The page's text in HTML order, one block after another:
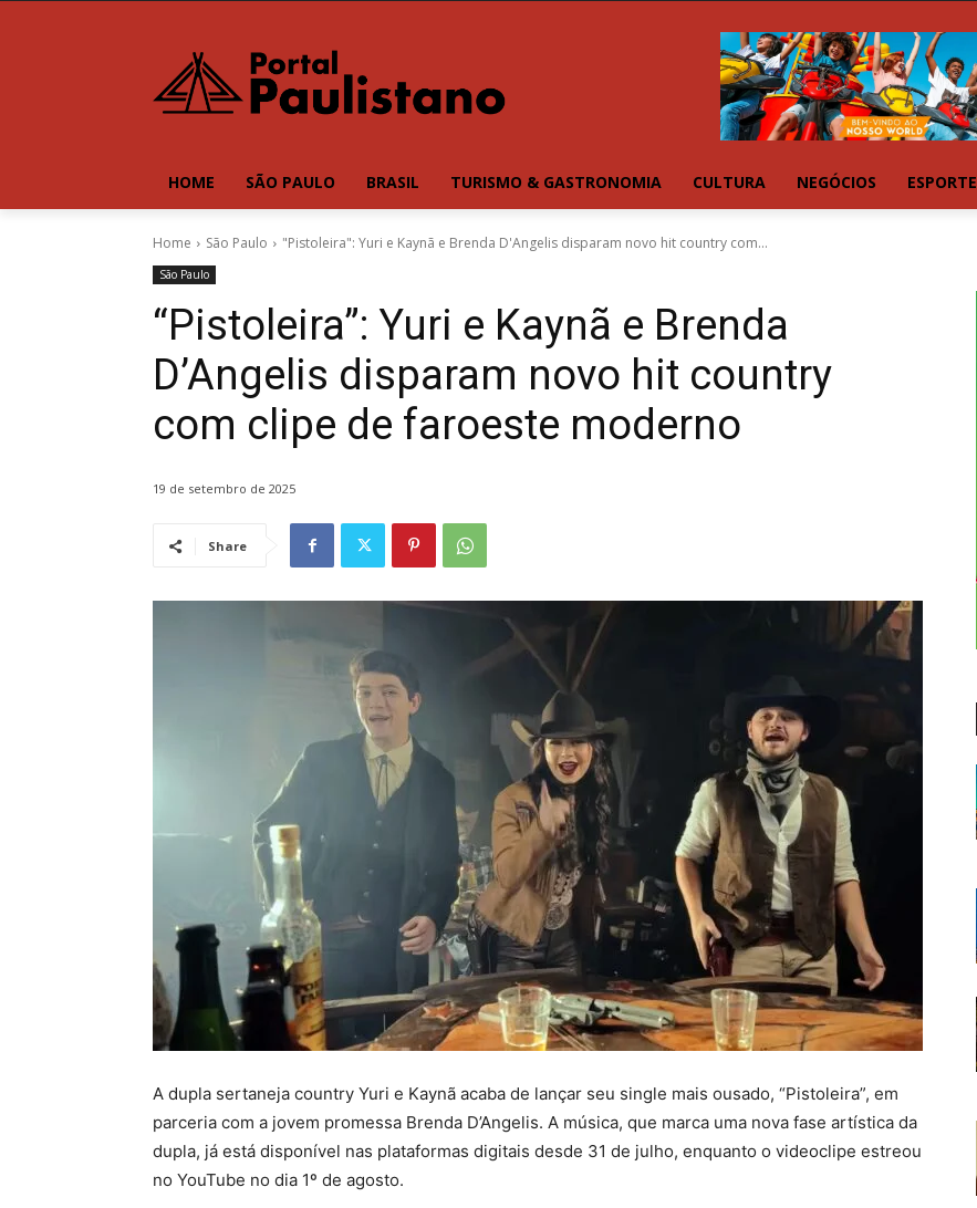
HOME SÃO PAULO BRASIL TURISMO & GASTRONOMIA CULTURA NEGÓCIOS ESPORTE
Home São Paulo "Pistoleira": Yuri e Kaynã e Brenda D'Angelis disparam novo hit country com...
São Paulo
“Pistoleira”: Yuri e Kaynã e Brenda
D’Angelis disparam novo hit country
com clipe de faroeste moderno
19 de setembro de 2025
Share
A dupla sertaneja country Yuri e Kaynã acaba de lançar seu single mais ousado, “Pistoleira”, em
parceria com a jovem promessa Brenda D’Angelis. A música, que marca uma nova fase artística da
dupla, já está disponível nas plataformas digitais desde 31 de julho, enquanto o videoclipe estreou
no YouTube no dia 1º de agosto.